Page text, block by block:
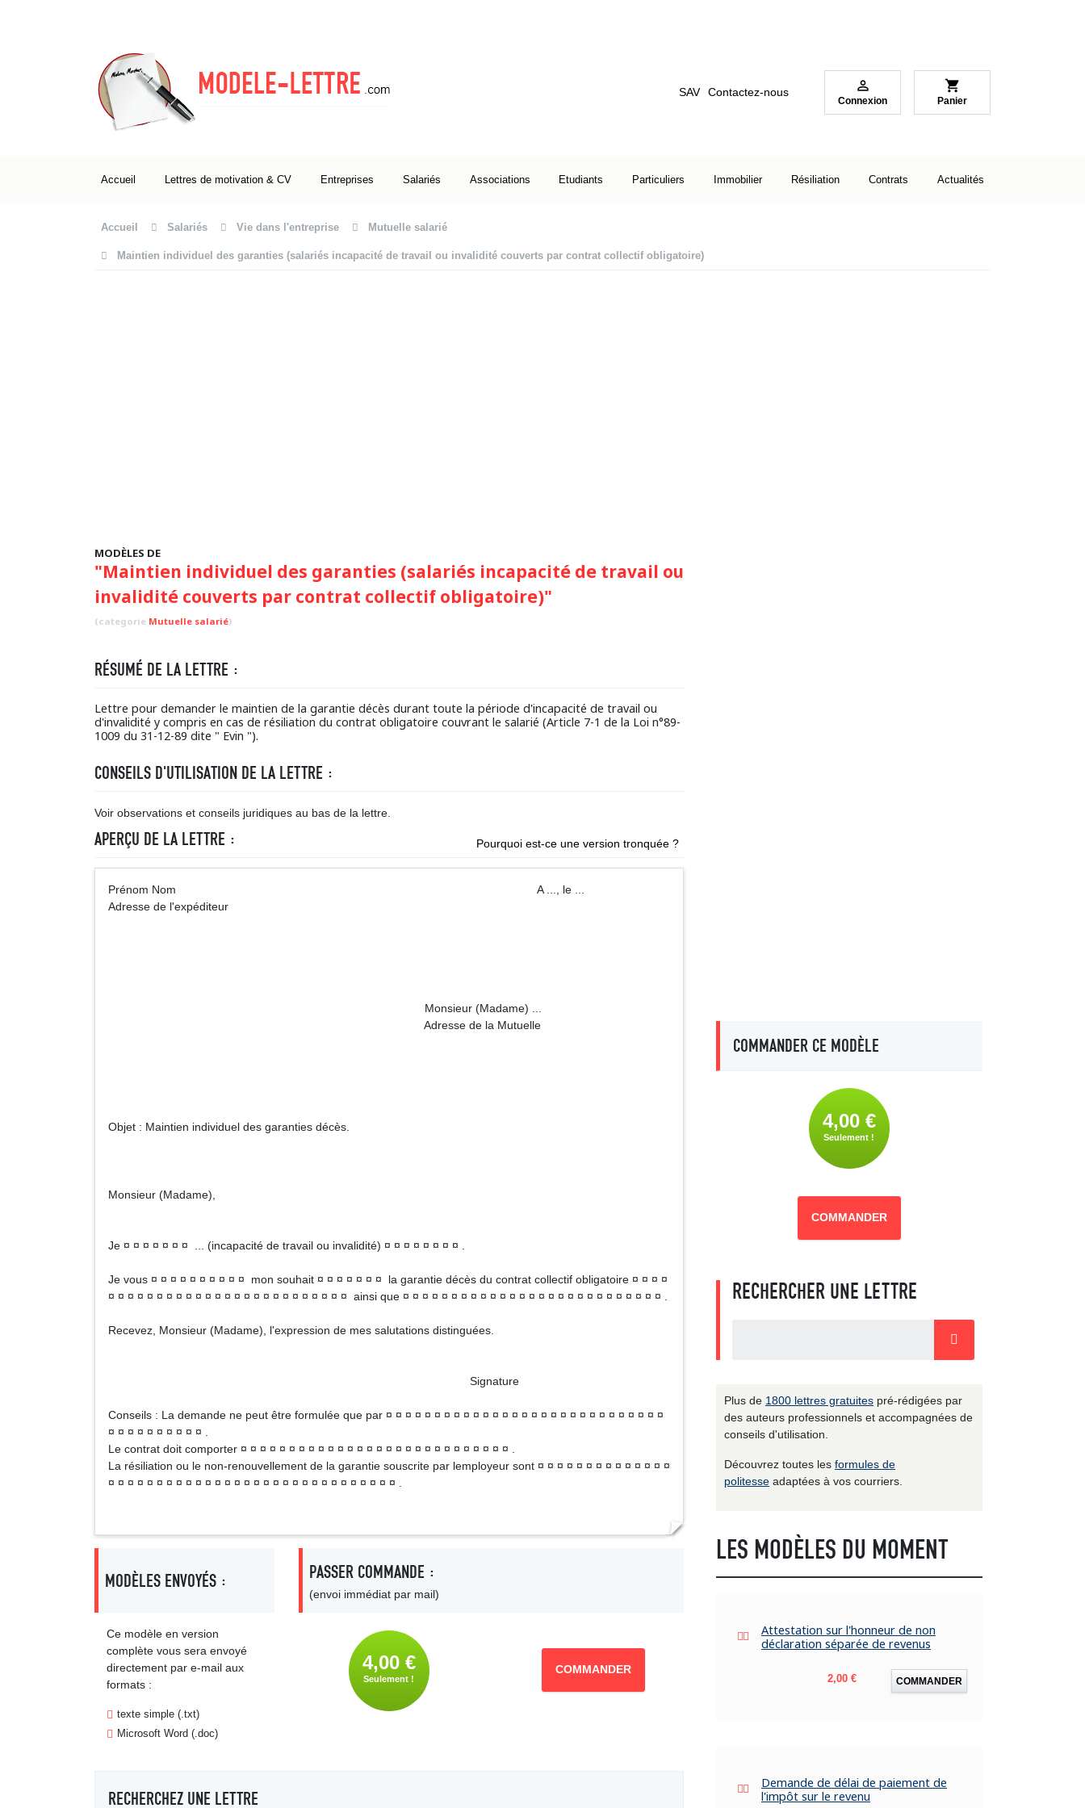
SAV Contactez-nous 
Connexion
shopping_cart
Panier
Accueil Lettres de motivation & CV Entreprises Salariés Associations Etudiants Particuliers Immobilier Résiliation Contrats Actualités
Accueil Salariés Vie dans l'entreprise Mutuelle salarié
Maintien individuel des garanties (salariés incapacité de travail ou invalidité couverts par contrat collectif obligatoire)
MODÈLES DE
"Maintien individuel des garanties (salariés incapacité de travail ou
invalidité couverts par contrat collectif obligatoire)"
(categorie Mutuelle salarié)
RÉSUMÉ DE LA LETTRE :
Lettre pour demander le maintien de la garantie décès durant toute la période d'incapacité de travail ou
d'invalidité y compris en cas de résiliation du contrat obligatoire couvrant le salarié (Article 7-1 de la Loi n°89-
1009 du 31-12-89 dite " Evin ").
CONSEILS D'UTILISATION DE LA LETTRE :
Voir observations et conseils juridiques au bas de la lettre.
APERÇU DE LA LETTRE : Pourquoi est-ce une version tronquée ?
Prénom Nom A ..., le ...
Adresse de l'expéditeur
Monsieur (Madame) ...
Adresse de la Mutuelle
Objet : Maintien individuel des garanties décès.
Monsieur (Madame),
Je ¤ ¤ ¤ ¤ ¤ ¤ ¤ ... (incapacité de travail ou invalidité) ¤ ¤ ¤ ¤ ¤ ¤ ¤ ¤ .
Je vous ¤ ¤ ¤ ¤ ¤ ¤ ¤ ¤ ¤ ¤ mon souhait ¤ ¤ ¤ ¤ ¤ ¤ ¤ la garantie décès du contrat collectif obligatoire ¤ ¤ ¤ ¤
¤ ¤ ¤ ¤ ¤ ¤ ¤ ¤ ¤ ¤ ¤ ¤ ¤ ¤ ¤ ¤ ¤ ¤ ¤ ¤ ¤ ¤ ¤ ¤ ¤ ainsi que ¤ ¤ ¤ ¤ ¤ ¤ ¤ ¤ ¤ ¤ ¤ ¤ ¤ ¤ ¤ ¤ ¤ ¤ ¤ ¤ ¤ ¤ ¤ ¤ ¤ ¤ ¤ .
Recevez, Monsieur (Madame), l'expression de mes salutations distinguées.
Signature
Conseils : La demande ne peut être formulée que par ¤ ¤ ¤ ¤ ¤ ¤ ¤ ¤ ¤ ¤ ¤ ¤ ¤ ¤ ¤ ¤ ¤ ¤ ¤ ¤ ¤ ¤ ¤ ¤ ¤ ¤ ¤ ¤ ¤
¤ ¤ ¤ ¤ ¤ ¤ ¤ ¤ ¤ ¤ .
Le contrat doit comporter ¤ ¤ ¤ ¤ ¤ ¤ ¤ ¤ ¤ ¤ ¤ ¤ ¤ ¤ ¤ ¤ ¤ ¤ ¤ ¤ ¤ ¤ ¤ ¤ ¤ ¤ ¤ ¤ .
La résiliation ou le non-renouvellement de la garantie souscrite par lemployeur sont ¤ ¤ ¤ ¤ ¤ ¤ ¤ ¤ ¤ ¤ ¤ ¤ ¤ ¤
¤ ¤ ¤ ¤ ¤ ¤ ¤ ¤ ¤ ¤ ¤ ¤ ¤ ¤ ¤ ¤ ¤ ¤ ¤ ¤ ¤ ¤ ¤ ¤ ¤ ¤ ¤ ¤ ¤ ¤ .
MODÈLES ENVOYÉS :
Ce modèle en version
complète vous sera envoyé
directement par e-mail aux
formats :
texte simple (.txt)
Microsoft Word (.doc)
PASSER COMMANDE :
(envoi immédiat par mail)
4,00 €
Seulement !
COMMANDER
RECHERCHEZ UNE LETTRE
COMMANDER CE MODÈLE
4,00 €
Seulement !
COMMANDER
RECHERCHER UNE LETTRE
Plus de 1800 lettres gratuites pré-rédigées par
des auteurs professionnels et accompagnées de
conseils d'utilisation.
Découvrez toutes les formules de
politesse adaptées à vos courriers.
LES MODÈLES DU MOMENT
Attestation sur l'honneur de non
déclaration séparée de revenus
Prix
2,00 € COMMANDER
Demande de délai de paiement de
l'impôt sur le revenu